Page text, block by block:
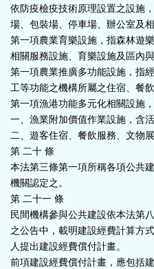
依防疫檢疫技術原理設置之設施
場、包裝場、停車場、辦公室及相
第一項農業育樂設施，指森林遊
相關服務設施、育樂設施及區內
第一項農業推廣多功能設施，指
工等功能之機構所屬之住宿、餐
第一項漁港功能多元化相關設施
一、漁業附加價值作業設施，含
二、遊客住宿、餐飲服務、文物
第 二十 條
本法第三條第一項所稱各項公共
機關認定之。
第 二十一 條
民間機構參與公共建設依本法第
之公告中，載明建設經費計算方
人提出建設經費償付計畫。
前項建設經費償付計畫，應包括